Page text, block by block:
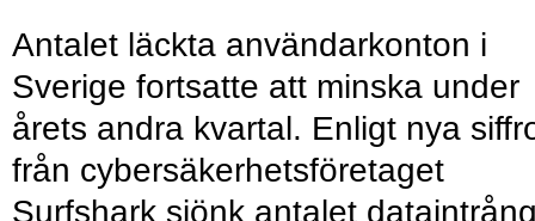
Antalet läckta användarkonton i
Sverige fortsatte att minska under
årets andra kvartal. Enligt nya
från cybersäkerhetsföretaget
Surfshark sjönk antalet